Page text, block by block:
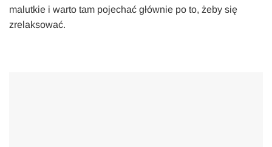
malutkie i warto tam pojechać głównie po to, żeby się
zrelaksować.